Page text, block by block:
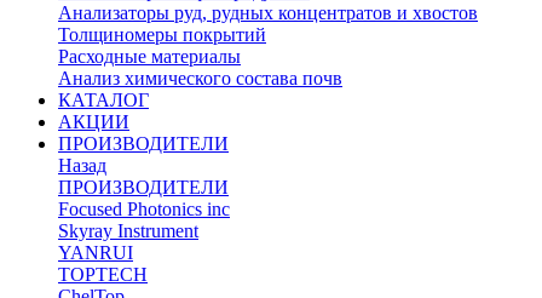
Анализаторы руд, рудных концентратов и хвостов
Толщиномеры покрытий
Расходные материалы
Анализ химического состава почв
КАТАЛОГ
АКЦИИ
ПРОИЗВОДИТЕЛИ
Назад
ПРОИЗВОДИТЕЛИ
Focused Photonics inc
Skyray Instrument
YANRUI
TOPTECH